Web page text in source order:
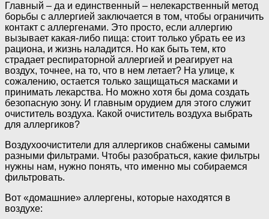
Главный – да и единственный – нелекарственный метод
борьбы с аллергией заключается в том, чтобы ограничить
контакт с аллергенами. Это просто, если аллергию
вызывает какая-либо пища: стоит только убрать ее из
рациона, и жизнь наладится. Но как быть тем, кто
страдает респираторной аллергией и реагирует на
воздух, точнее, на то, что в нем летает? На улице, к
сожалению, остается только защищаться масками и
принимать лекарства. Но можно хотя бы дома создать
безопасную зону. И главным орудием для этого служит
очиститель воздуха. Какой очиститель воздуха выбрать
для аллергиков?
Воздухоочистители для аллергиков снабжены самыми
разными фильтрами. Чтобы разобраться, какие фильтры
нужны нам, нужно понять, что именно мы собираемся
фильтровать.
Вот «домашние» аллергены, которые находятся в
воздухе: